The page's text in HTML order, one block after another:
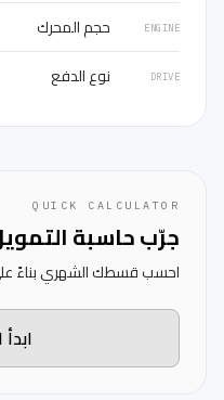
ENGINE حجم المحرك
DRIVE نوع الدفع
QUICK CALCULATOR
جرّب حاسبة
احسب قسطك الشهري بناءً